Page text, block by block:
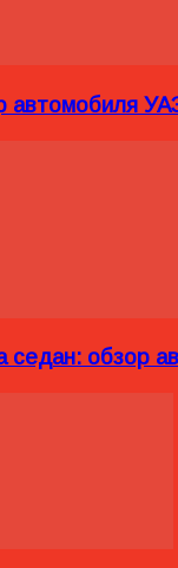
автомобиля
седан: обзор